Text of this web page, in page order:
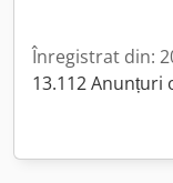
Înregistrat din:
13.112 Anunțuri